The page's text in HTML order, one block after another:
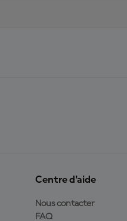
Centre d'aide
Nous contacter
FAQ